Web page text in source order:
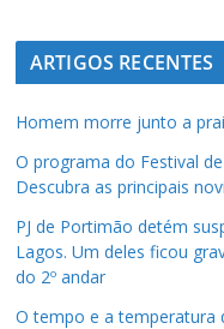
ARTIGOS RECENTES
Homem morre junto a
O programa do Festival
Descubra as principais
PJ de Portimão detém
Lagos. Um deles ficou
do 2º andar
O tempo e a temperatura